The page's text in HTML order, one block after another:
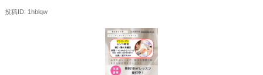
投稿ID: 1hblqw